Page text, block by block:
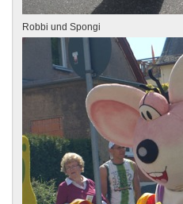
Robbi und Spongi